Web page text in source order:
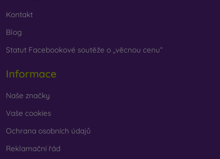
Kontakt
Blog
Statut Facebookové soutěže o „věcnou cenu“
Informace
Naše značky
Vaše cookies
Ochrana osobních údajů
Reklamační řád